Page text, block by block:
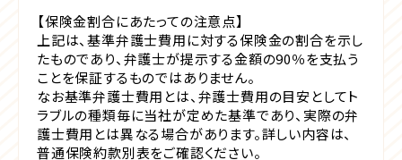
【保険金割合にあたっての注意点】
上記は、基準弁護士費用に対する保険金の割合を示し
たものであり、弁護士が提示する金額の90％を支払う
ことを保証するものではありません。
なお基準弁護士費用とは、弁護士費用の目安としてト
ラブルの種類毎に当社が定めた基準であり、実際の弁
護士費用とは異なる場合があります。詳しい内容は、
普通保険約款別表をご確認ください。